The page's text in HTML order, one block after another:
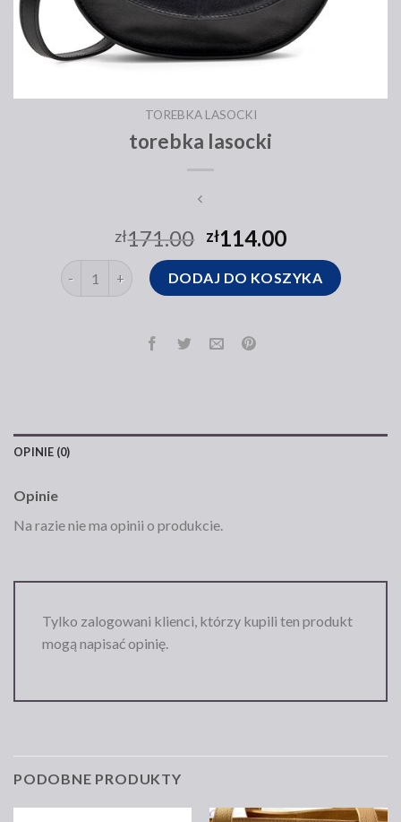
TOREBKA LASOCKI
torebka lasocki
zł171.00 zł114.00
ilość torebka lasockiDODAJ DO KOSZYKA
OPINIE (0)
Opinie
Na razie nie ma opinii o produkcie.
Tylko zalogowani klienci, którzy kupili ten produkt
mogą napisać opinię.
PODOBNE PRODUKTY